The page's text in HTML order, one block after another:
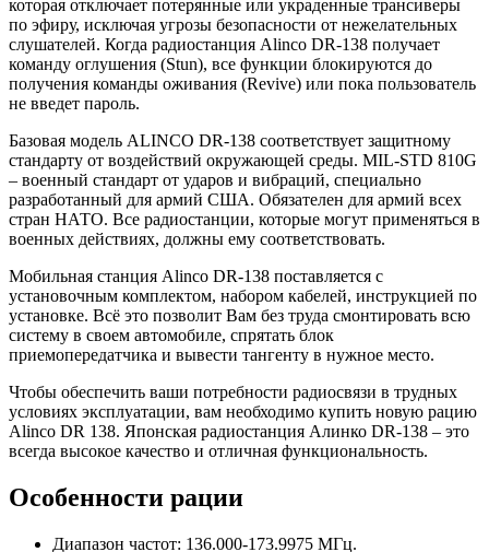
которая отключает потерянные или украденные трансиверы
по эфиру, исключая угрозы безопасности от нежелательных
слушателей. Когда радиостанция Alinco DR-138 получает
команду оглушения (Stun), все функции блокируются до
получения команды оживания (Revive) или пока пользователь
не введет пароль.
Базовая модель ALINCO DR-138 соответствует защитному
стандарту от воздействий окружающей среды. MIL-STD 810G
– военный стандарт от ударов и вибраций, специально
разработанный для армий США. Обязателен для армий всех
стран НАТО. Все радиостанции, которые могут применяться в
военных действиях, должны ему соответствовать.
Мобильная станция Alinco DR-138 поставляется с
установочным комплектом, набором кабелей, инструкцией по
установке. Всё это позволит Вам без труда смонтировать всю
систему в своем автомобиле, спрятать блок
приемопередатчика и вывести тангенту в нужное место.
Чтобы обеспечить ваши потребности радиосвязи в трудных
условиях эксплуатации, вам необходимо купить новую рацию
Alinco DR 138. Японская радиостанция Алинко DR-138 – это
всегда высокое качество и отличная функциональность.
Особенности рации
Диапазон частот: 136.000-173.9975 МГц.